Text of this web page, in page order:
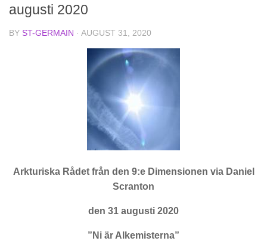
augusti 2020
BY ST-GERMAIN · AUGUST 31, 2020
Arkturiska Rådet från den 9:e Dimensionen via Daniel
Scranton
den 31 augusti 2020
”Ni är Alkemisterna”